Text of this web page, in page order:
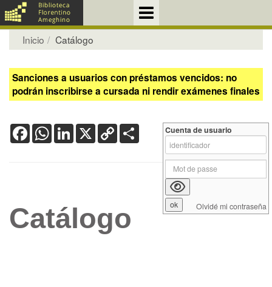
Inicio Catálogo
Sanciones a usuarios con préstamos vencidos: no
podrán inscribirse a cursada ni rendir exámenes finales
FacebookWhatsApp
LinkedIn
X Copy
Link
Catálogo
Cuenta de usuario
Olvidé mi contraseña